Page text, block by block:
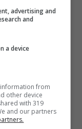
che
e
per le
nella nuova
advertising and
and
a device
from
other device
with 319
and our partners